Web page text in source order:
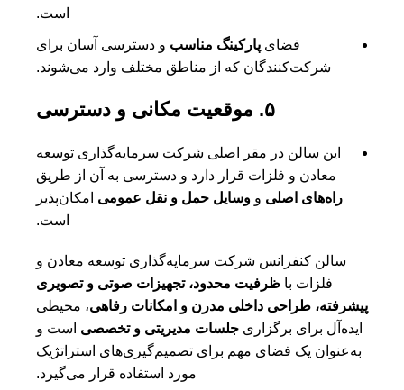
است.
فضای پارکینگ مناسب و دسترسی آسان برای
شرکت‌کنندگان که از مناطق مختلف وارد می‌شوند.
۵. موقعیت مکانی و دسترسی
این سالن در مقر اصلی شرکت سرمایه‌گذاری توسعه
معادن و فلزات قرار دارد و دسترسی به آن از طریق
راه‌های اصلی و وسایل حمل و نقل عمومی امکان‌پذیر
است.
سالن کنفرانس شرکت سرمایه‌گذاری توسعه معادن و
فلزات با ظرفیت محدود، تجهیزات صوتی و تصویری
پیشرفته، طراحی داخلی مدرن و امکانات رفاهی، محیطی
ایده‌آل برای برگزاری جلسات مدیریتی و تخصصی است و
به‌عنوان یک فضای مهم برای تصمیم‌گیری‌های استراتژیک
مورد استفاده قرار می‌گیرد.